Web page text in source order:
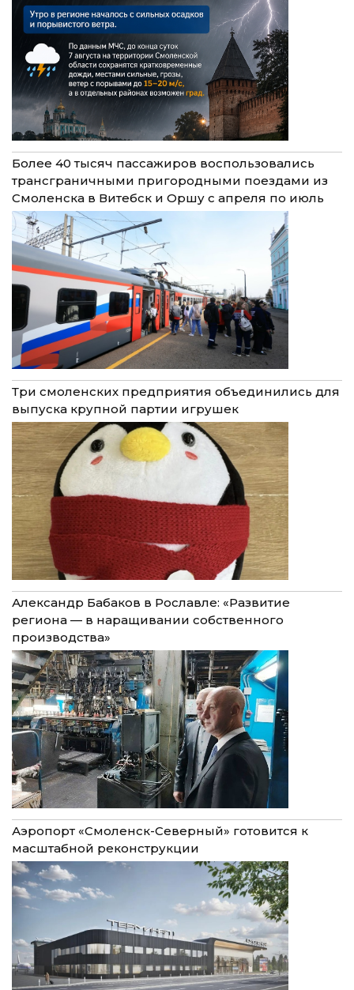
Более 40 тысяч пассажиров воспользовались
трансграничными пригородными поездами из
Смоленска в Витебск и Оршу с апреля по июль
Три смоленских предприятия объединились для
выпуска крупной партии игрушек
Александр Бабаков в Рославле: «Развитие
региона — в наращивании собственного
производства»
Аэропорт «Смоленск-Северный» готовится к
масштабной реконструкции